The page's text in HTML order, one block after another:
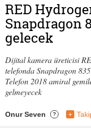
RED
Snapdragon
gelecek
Dijital kamera üreticisi
telefonda Snapdragon
Telefon 2018 amiral
gelmeyecek
Onur Seven ? +